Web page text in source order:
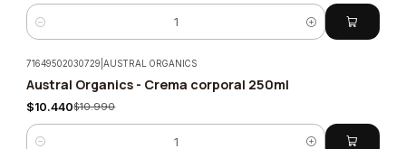
Cantidad
-5%
71649502030729 |AUSTRAL ORGANICS
Austral Organics - Crema corporal 250ml
$10.440$10.990